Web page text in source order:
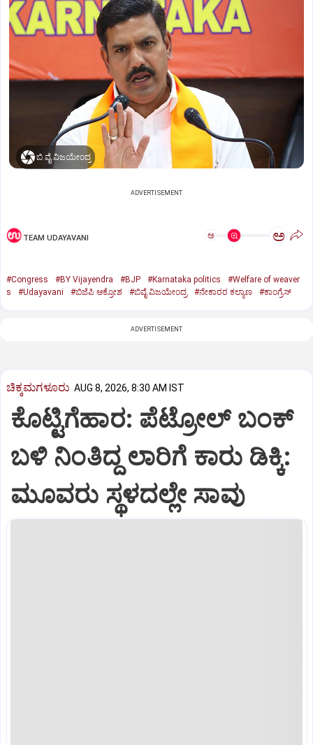
ಬಿ.ವೈ.ವಿಜಯೇಂದ್ರ
ADVERTISEMENT
TEAM UDAYAVANI ಅ ಅ
#Congress #BY Vijayendra #BJP #Karnataka politics
#Welfare of weaver
s
#Udayavani #ಬಿಜೆಪಿ ಆಕ್ರೋಶ #ಬಿವೈ ವಿಜಯೇಂದ್ರ #ನೇಕಾರರ ಕಲ್ಯಾಣ #ಕಾಂಗ್ರೆಸ್‌
ADVERTISEMENT
ಚಿಕ್ಕಮಗಳೂರು AUG 8, 2026, 8:30 AM IST
ಕೊಟ್ಟಿಗೆಹಾರ: ಪೆಟ್ರೋಲ್ ಬಂಕ್
ಬಳಿ ನಿಂತಿದ್ದ ಲಾರಿಗೆ ಕಾರು ಡಿಕ್ಕಿ:
ಮೂವರು ಸ್ಥಳದಲ್ಲೇ ಸಾವು